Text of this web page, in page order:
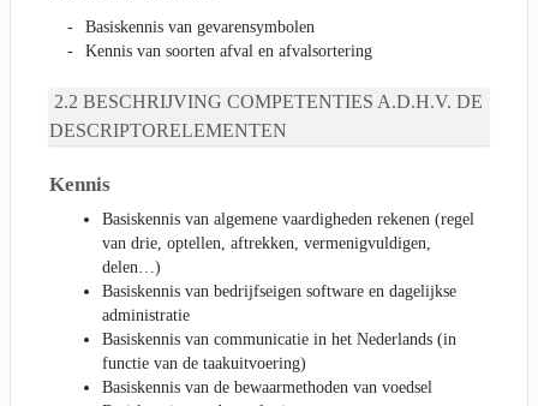
Basiskennis van gevarensymbolen
Kennis van soorten afval en afvalsortering
BESCHRIJVING COMPETENTIES A.D.H.V. DE
DESCRIPTORELEMENTEN
Kennis
Basiskennis van algemene vaardigheden rekenen (regel
van drie, optellen, aftrekken, vermenigvuldigen,
delen…)
Basiskennis van bedrijfseigen software en dagelijkse
administratie
Basiskennis van communicatie in het Nederlands (in
functie van de taakuitvoering)
Basiskennis van de bewaarmethoden van voedsel